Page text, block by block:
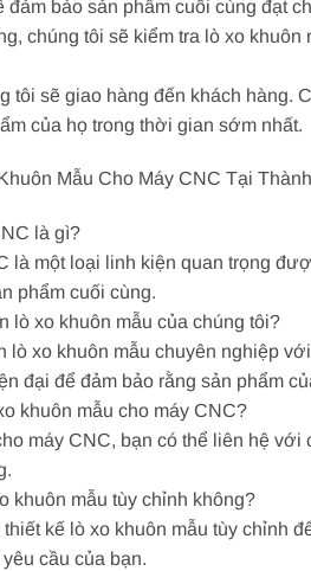
đảm bảo sản phẩm cuối cùng đạt
chúng tôi sẽ kiểm tra lò xo
tôi sẽ giao hàng đến khách hàng.
của họ trong thời gian sớm nhất.
Mẫu Cho Máy CNC Tại
là gì?
là một loại linh kiện quan trọng
phẩm cuối cùng.
lò xo khuôn mẫu của chúng tôi?
lò xo khuôn mẫu chuyên nghiệp
đại để đảm bảo rằng sản phẩm
khuôn mẫu cho máy CNC?
máy CNC, bạn có thể liên hệ
khuôn mẫu tùy chỉnh không?
kế lò xo khuôn mẫu tùy chỉnh
cầu của bạn.